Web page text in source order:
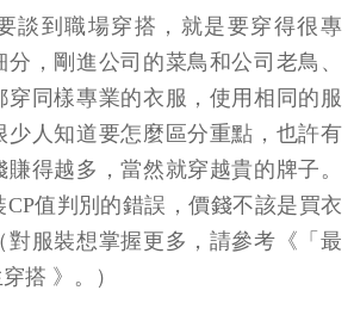
談到職場穿搭，就是要穿得很專
，剛進公司的菜鳥和公司老鳥、
穿同樣專業的衣服，使用相同的服
少人知道要怎麼區分重點，也許有
得越多，當然就穿越貴的牌子。
值判別的錯誤，價錢不該是買衣
對服裝想掌握更多，請參考《「最
搭 》。）